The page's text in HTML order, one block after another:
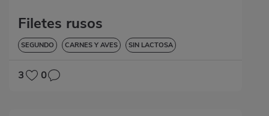
Filetes rusos
SEGUNDO CARNES Y AVES SIN LACTOSA
3 0